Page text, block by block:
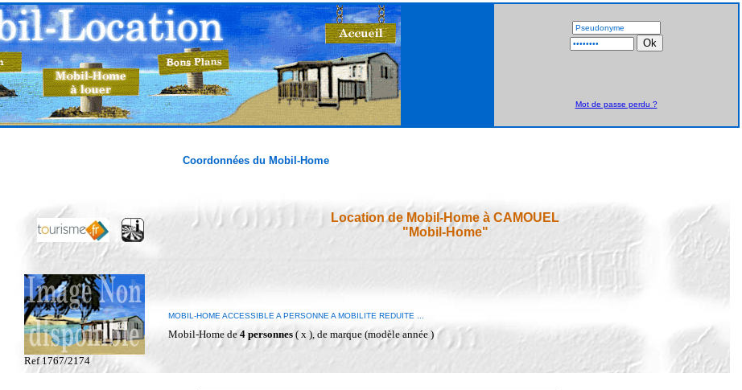
Mot de passe perdu ?
Coordonnées du Mobil-Home
Location de Mobil-Home à CAMOUEL
"Mobil-Home"
Ref 1767/2174
MOBIL-HOME ACCESSIBLE A PERSONNE A MOBILITE REDUITE ...
Mobil-Home de 4 personnes ( x ), de marque (modèle année )